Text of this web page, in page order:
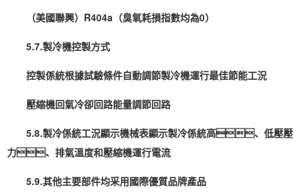
（美國聯興）R404a（臭氧耗損指數均為0）
5.7.製冷機控製方式
控製係統根據試驗條件自動調節製冷機運行最佳節能工況
壓縮機回氣冷卻回路能量調節回路
5.8.製冷係統工況顯示機械表顯示製冷係統高、低壓壓
力、排氣溫度和壓縮機運行電流
5.9.其他主要部件均采用國際優質品牌產品